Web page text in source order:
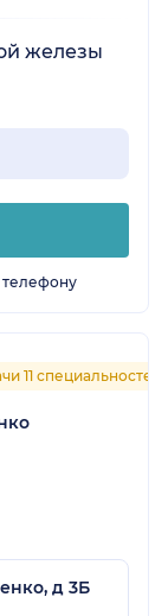
железы
телефону
11 специальностей
д 3Б